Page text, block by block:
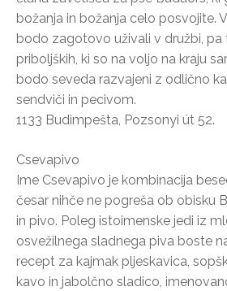
božanja in božanja celo posvojite.
bodo zagotovo uživali v družbi, pa
priboljških, ki so na voljo na kraju
bodo seveda razvajeni z odlično
sendviči in pecivom.
1133 Budimpešta, Pozsonyi út 52.
Csevapivo
Ime Csevapivo je kombinacija
česar nihče ne pogreša ob obisku
in pivo. Poleg istoimenske jedi iz
osvežilnega sladnega piva boste
recept za kajmak pljeskavica,
kavo in jabolčno sladico,